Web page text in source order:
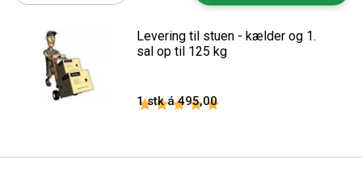
Levering til stuen - kælder og 1.
sal op til 125 kg
1 stk á 495,00
Vurdering: